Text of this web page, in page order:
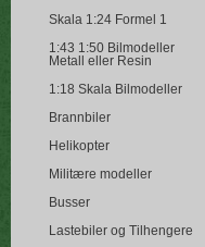
Skala 1:24 Formel 1
1:43 1:50 Bilmodeller
Metall eller Resin
1:18 Skala Bilmodeller
Brannbiler
Helikopter
Militære modeller
Busser
Lastebiler og Tilhengere